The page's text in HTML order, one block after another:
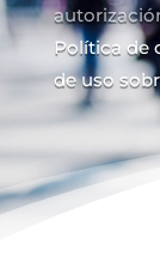
Política de
de uso